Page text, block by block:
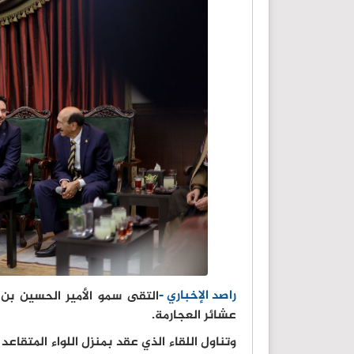
راصد الإخباري -التقى سمو الأمير الحسين
عشائر العجارمة.
وتناول اللقاء الذي عقد بمنزل اللواء